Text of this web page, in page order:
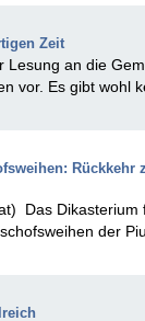
Zeit
Lesung an die
vor. Es gibt wohl
Das Dikasterium
der